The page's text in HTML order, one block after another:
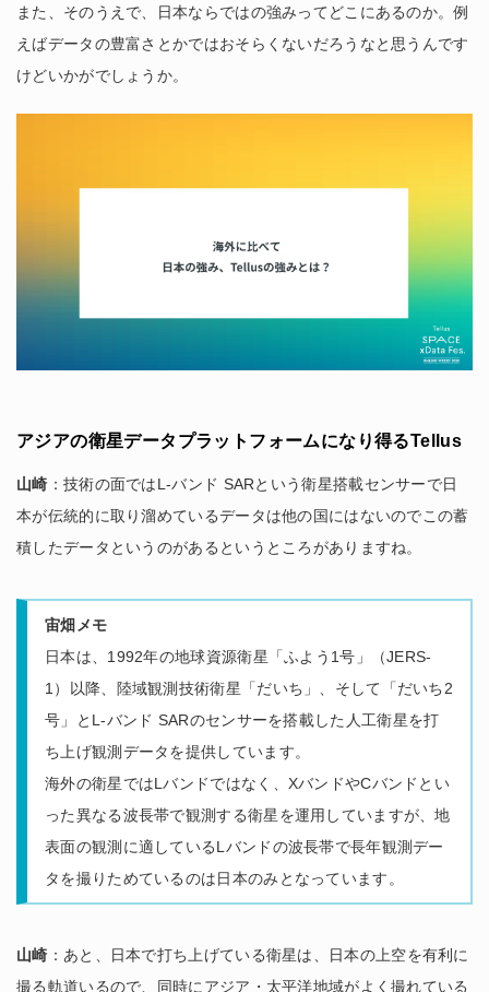
また、そのうえで、日本ならではの強みってどこにあるのか。例
えばデータの豊富さとかではおそらくないだろうなと思うんです
けどいかがでしょうか。
アジアの衛星データプラットフォームになり得るTellus
山崎 ：技術の面ではL-バンド SARという衛星搭載センサーで日
本が伝統的に取り溜めているデータは他の国にはないのでこの蓄
積したデータというのがあるというところがありますね。
宙畑メモ
日本は、1992年の地球資源衛星「ふよう1号」（JERS-
1）以降、陸域観測技術衛星「だいち」、そして「だいち2
号」とL-バンド SARのセンサーを搭載した人工衛星を打
ち上げ観測データを提供しています。
海外の衛星ではLバンドではなく、XバンドやCバンドとい
った異なる波長帯で観測する衛星を運用していますが、地
表面の観測に適しているLバンドの波長帯で長年観測デー
タを撮りためているのは日本のみとなっています。
山崎 ：あと、日本で打ち上げている衛星は、日本の上空を有利に
撮る軌道いるので、同時にアジア・太平洋地域がよく撮れている